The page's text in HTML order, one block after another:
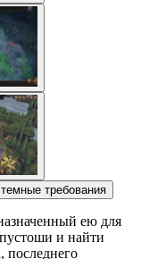
требования
ею для
и найти
последнего